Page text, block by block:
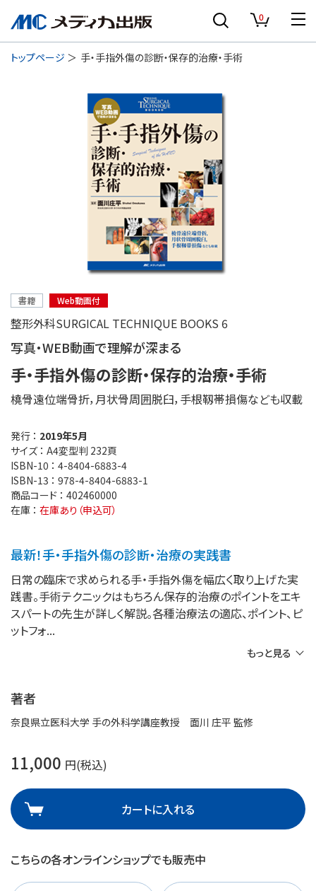
0
トップページ 手・手指外傷の診断・保存的治療・手術
書籍 Web動画付
整形外科SURGICAL TECHNIQUE BOOKS 6
写真・WEB動画で理解が深まる
手・手指外傷の診断・保存的治療・手術
橈骨遠位端骨折，月状骨周囲脱臼，手根靱帯損傷なども収載
発行 ： 2019年5月
サイズ ： A4変型判 232頁
ISBN-10 ： 4-8404-6883-4
ISBN-13 ： 978-4-8404-6883-1
商品コード ： 402460000
在庫 ： 在庫あり（申込可）
最新！手・手指外傷の診断・治療の実践書
日常の臨床で求められる手・手指外傷を幅広く取り上げた実
践書。手術テクニックはもちろん保存的治療のポイントをエキ
スパートの先生が詳しく解説。各種治療法の適応、ポイント、ピ
ットフォ
もっと見る
著者
奈良県立医科大学 手の外科学講座教授 面川 庄平 監修
11,000 円(税込)
カートに入れる
こちらの各オンラインショップでも販売中